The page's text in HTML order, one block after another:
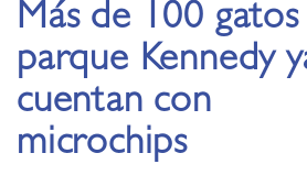
Más de 100
parque Kennedy
cuentan con
microchips